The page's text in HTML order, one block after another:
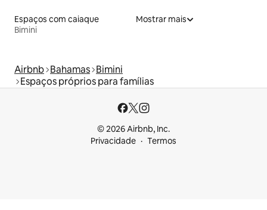
Espaços com caiaque
Bimini
Mostrar mais
Airbnb Bahamas Bimini
Espaços próprios para famílias
© 2026 Airbnb, Inc.
Privacidade
Termos